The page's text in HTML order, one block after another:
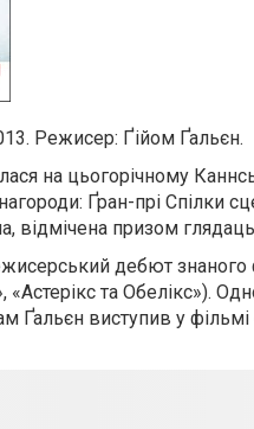
Режисер: Ґійом Ґальєн.
на цьогорічному
Ґран-прі Спілки
відмічена призом
дебют знаного
«Астерікс та Обелікс»).
Ґальєн виступив у